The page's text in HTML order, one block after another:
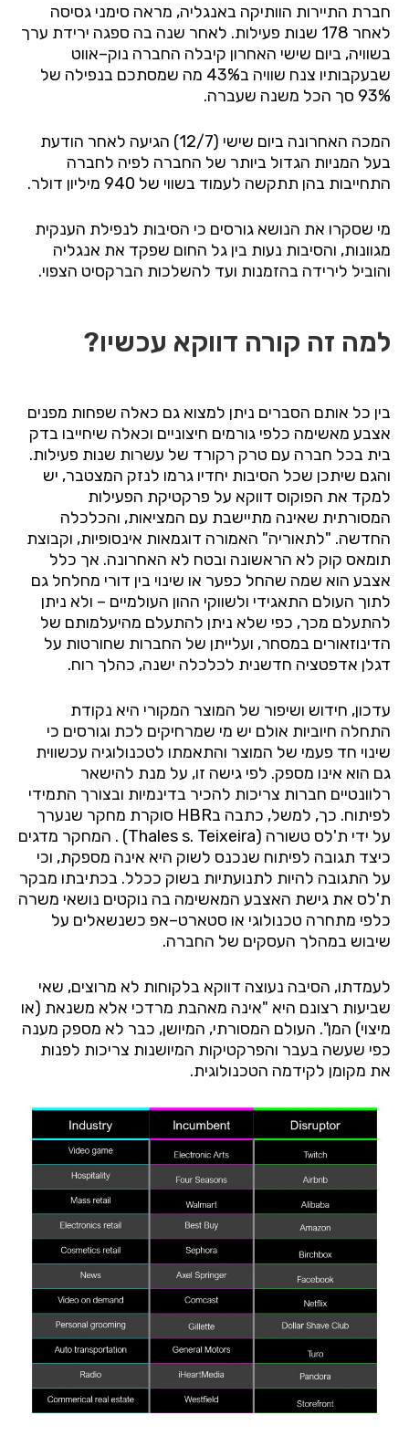
חברת התיירות הוותיקה באנגליה, מראה סימני גסיסה
לאחר
שנות פעילות. לאחר שנה בה ספגה ירידת ערך
בשוויה, ביום שישי האחרון קיבלה החברה נוק–אווט
שבעקבותיו צנח שוויה ב43% מה שמסתכם בנפילה של
93% סך הכל משנה שעברה.
המכה האחרונה ביום שישי (12/7) הגיעה לאחר הודעת
בעל המניות הגדול ביותר של החברה לפיה לחברה
התחייבות בהן תתקשה לעמוד בשווי של מיליון דולר.
מי שסקרו את הנושא גורסים כי הסיבות לנפילת הענקית
מגוונות, והסיבות נעות בין גל החום שפקד את אנגליה
והוביל לירידה בהזמנות ועד להשלכות הברקסיט הצפוי.
למה זה קורה דווקא עכשיו?
בין כל אותם הסברים ניתן למצוא גם כאלה שפחות מפנים
אצבע מאשימה כלפי גורמים חיצוניים וכאלה שיחייבו בדק
בית בכל חברה עם טרק רקורד של עשרות שנות פעילות.
והגם שיתכן שכל הסיבות יחדיו גרמו לנזק המצטבר, יש
למקד את הפוקוס דווקא על פרקטיקת הפעילות
המסורתית שאינה מתיישבת עם המציאות, והכלכלה
החדשה. "לתאוריה" האמורה דוגמאות אינסופיות, וקבוצת
תומאס קוק לא הראשונה ובטח לא האחרונה. אך כלל
אצבע הוא שמה שהחל כפער או שינוי בין דורי מחלחל גם
לתוך העולם התאגידי ולשווקי ההון העולמיים – ולא ניתן
להתעלם מכך, כפי שלא ניתן להתעלם מהיעלמותם של
הדינוזאורים במסחר, ועלייתן של החברות שחורטות על
דגלן אדפטציה חדשנית לכלכלה ישנה, כהלך רוח.
עדכון, חידוש ושיפור של המוצר המקורי היא נקודת
התחלה חיוביות אולם יש מי שמרחיקים לכת וגורסים כי
שינוי חד פעמי של המוצר והתאמתו לטכנולוגיה עכשווית
גם הוא אינו מספק. לפי גישה זו, על מנת להישאר
רלוונטיים חברות צריכות להכיר בדינמיות ובצורך התמידי
לפיתוח. כך, למשל, כתבה בHBR סוקרת מחקר שנערך
על ידי ת'לס טשורה (Thales s. Teixeira) . המחקר מדגים
כיצד תגובה לפיתוח שנכנס לשוק היא אינה מספקת, וכי
על התגובה להיות לתנועתיות בשוק ככלל. בכתיבתו מבקר
ת'לס את גישת האצבע המאשימה בה נוקטים נושאי משרה
כלפי מתחרה טכנולוגי או סטארט–אפ כשנשאלים על
שיבוש במהלך העסקים של החברה.
לעמדתו, הסיבה נעוצה דווקא בלקוחות לא מרוצים, שאי
שביעות רצונם היא "אינה מאהבת מרדכי אלא משנאת (או
מיצוי) המן". העולם המסורתי, המיושן, כבר לא מספק מענה
כפי שעשה בעבר והפרקטיקות המיושנות צריכות לפנות
את מקומן לקידמה הטכנולוגית.